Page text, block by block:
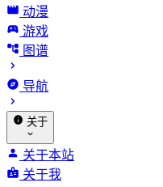
动漫
游戏
图谱
导航
关于
关于本站
关于我